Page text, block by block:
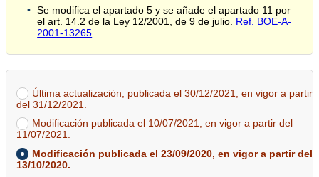
Se modifica el apartado 5 y se añade el apartado 11 por
el art. 14.2 de la Ley 12/2001, de 9 de julio. Ref. BOE-A-
2001-13265
Última actualización, publicada el 30/12/2021, en vigor a partir
del 31/12/2021.
Modificación publicada el 10/07/2021, en vigor a partir del
11/07/2021.
Modificación publicada el 23/09/2020, en vigor a partir del
13/10/2020.